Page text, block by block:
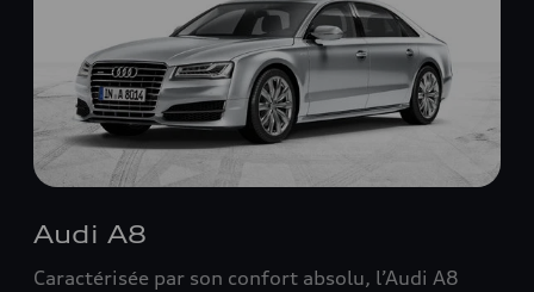
Audi A8
Caractérisée par son confort absolu, l’Audi A8